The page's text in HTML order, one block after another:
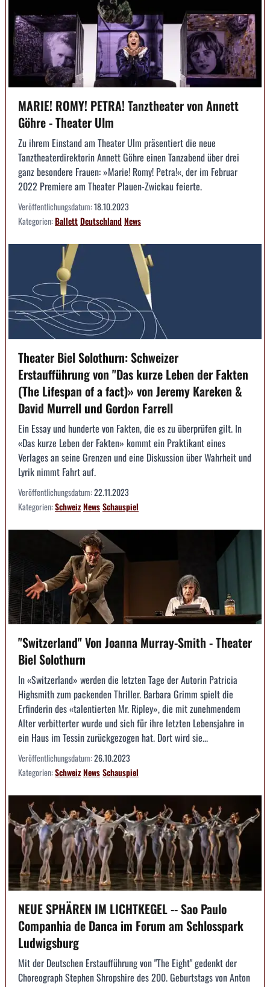
MARIE! ROMY! PETRA! Tanztheater von Annett
Göhre - Theater Ulm
Zu ihrem Einstand am Theater Ulm präsentiert die neue
Tanztheaterdirektorin Annett Göhre einen Tanzabend über drei
ganz besondere Frauen: »Marie! Romy! Petra!«, der im Februar
2022 Premiere am Theater Plauen-Zwickau feierte.
Veröffentlichungsdatum:18.10.2023
Kategorien:BallettDeutschlandNews
Theater Biel Solothurn: Schweizer
Erstaufführung von "Das kurze Leben der Fakten
(The Lifespan of a fact)» von Jeremy Kareken &
David Murrell und Gordon Farrell
Ein Essay und hunderte von Fakten, die es zu überprüfen gilt. In
«Das kurze Leben der Fakten» kommt ein Praktikant eines
Verlages an seine Grenzen und eine Diskussion über Wahrheit und
Lyrik nimmt Fahrt auf.
Veröffentlichungsdatum:22.11.2023
Kategorien:SchweizNewsSchauspiel
"Switzerland" Von Joanna Murray-Smith - Theater
Biel Solothurn
In «Switzerland» werden die letzten Tage der Autorin Patricia
Highsmith zum packenden Thriller. Barbara Grimm spielt die
Erfinderin des «talentierten Mr. Ripley», die mit zunehmendem
Alter verbitterter wurde und sich für ihre letzten Lebensjahre in
ein Haus im Tessin zurückgezogen hat. Dort wird sie...
Veröffentlichungsdatum:26.10.2023
Kategorien:SchweizNewsSchauspiel
NEUE SPHÄREN IM LICHTKEGEL -- Sao Paulo
Companhia de Danca im Forum am Schlosspark
Ludwigsburg
Mit der Deutschen Erstaufführung von "The Eight" gedenkt der
Choreograph Stephen Shropshire des 200. Geburtstags von Anton